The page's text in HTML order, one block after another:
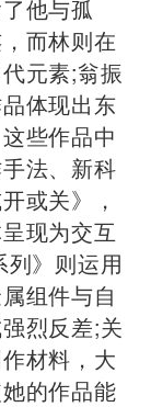
他与孤
而林则在
元素;翁振
体现出东
些作品中
法、新科
或关》，
现为交互
》则运用
组件与自
烈反差;关
材料，大
的作品能